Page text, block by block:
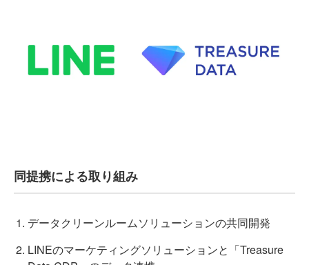
同提携による取り組み
データクリーンルームソリューションの共同開発
LINEのマーケティングソリューションと「Treasure